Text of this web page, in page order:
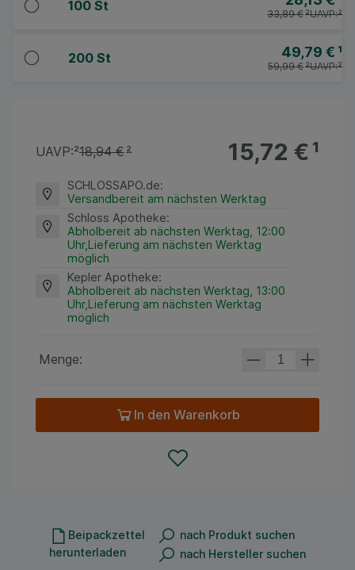
100 St
UAVP:²
33,89 €²
200 St 49,79 € ¹
UAVP:²
59,99 €²
15,72 €¹
UAVP:²18,94 €²
SCHLOSSAPO.de:
Versandbereit am nächsten Werktag
Schloss Apotheke:
Abholbereit ab nächsten Werktag, 12:00
Uhr,Lieferung am nächsten Werktag
möglich
Kepler Apotheke:
Abholbereit ab nächsten Werktag, 13:00
Uhr,Lieferung am nächsten Werktag
möglich
Menge:
In den Warenkorb
Beipackzettel
herunterladen
nach Produkt suchen
nach Hersteller suchen